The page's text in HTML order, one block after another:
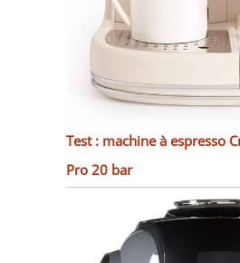
Test : machine à espresso
Pro 20 bar